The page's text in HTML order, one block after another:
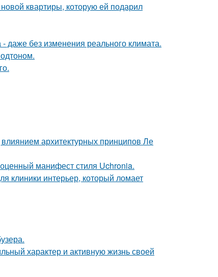
квартиры, которую ей подарил
без изменения реального климата.
архитектурных принципов Ле
манифест стиля Uchronia.
клиники интерьер, который ломает
характер и активную жизнь своей